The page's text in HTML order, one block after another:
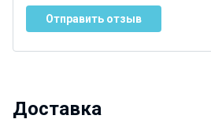
Отправить отзыв
Доставка